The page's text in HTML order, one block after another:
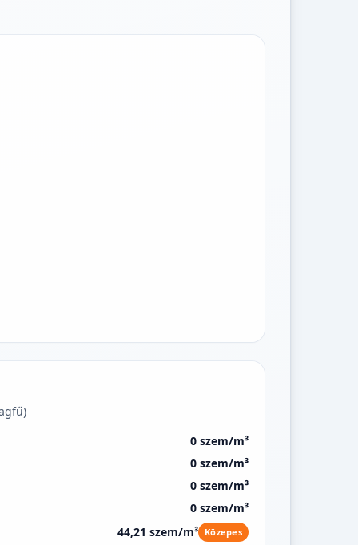
0 szem/m³
0 szem/m³
0 szem/m³
0 szem/m³
44,21 szem/m³ Közepes